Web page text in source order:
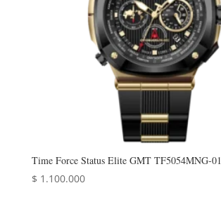
Time Force Status Elite GMT TF5054MNG-01
$ 1.100.000